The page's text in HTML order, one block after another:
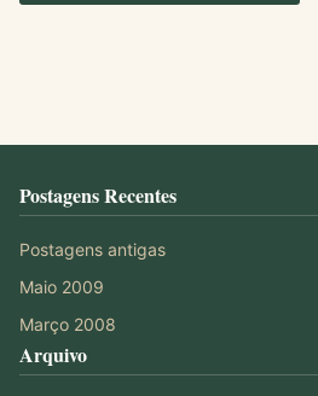
Postagens Recentes
Postagens antigas
Maio 2009
Março 2008
Arquivo